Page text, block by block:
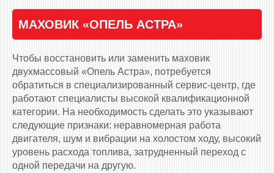
МАХОВИК «ОПЕЛЬ АСТРА»
Чтобы восстановить или заменить маховик
двухмассовый «Опель Астра», потребуется
обратиться в специализированный сервис-центр, где
работают специалисты высокой квалификационной
категории. На необходимость сделать это указывают
следующие признаки: неравномерная работа
двигателя, шум и вибрации на холостом ходу, высокий
уровень расхода топлива, затрудненный переход с
одной передачи на другую.